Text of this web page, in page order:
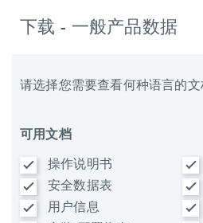
下载 - 一般产品数据
请选择您需要查看何种语言的文
可用文档
操作说明书
安全数据表
用户信息